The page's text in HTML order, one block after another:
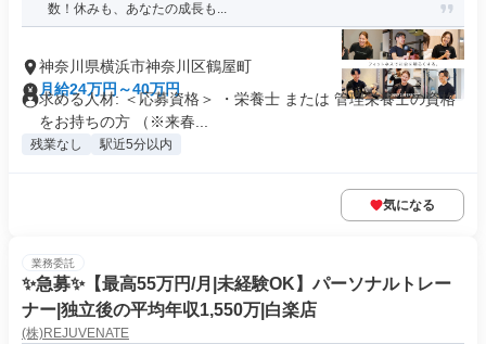
数！休みも、あなたの成長も...
神奈川県横浜市神奈川区鶴屋町
月給24万円～40万円
求める人材: ＜応募資格＞ ・栄養士 または 管理栄養士の資格
をお持ちの方 （※来春...
残業なし 駅近5分以内
気になる
業務委託
✨️急募✨️【最高55万円/月|未経験OK】パーソナルトレー
ナー|独立後の平均年収1,550万|白楽店
(株)REJUVENATE